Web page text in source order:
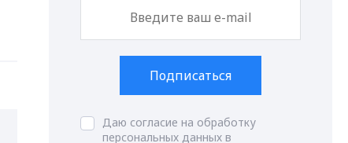
Подписаться
Даю согласие на обработку
персональных данных в